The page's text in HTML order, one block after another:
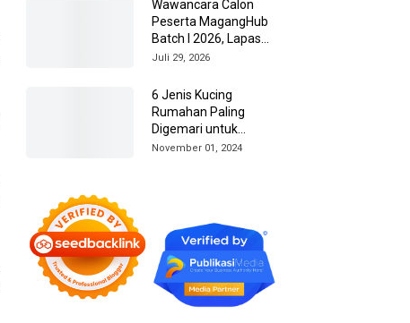
Wawancara Calon
Peserta MagangHub
Batch I 2026, Lapas
Amuntai Kedepankan
Juli 29, 2026
6 Jenis Kucing
Rumahan Paling
Digemari untuk
Dipelihara
November 01, 2024